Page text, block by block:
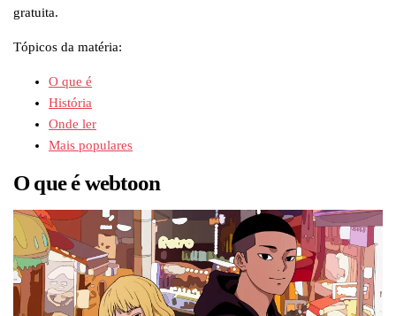
gratuita.
Tópicos da matéria:
O que é
História
Onde ler
Mais populares
O que é webtoon